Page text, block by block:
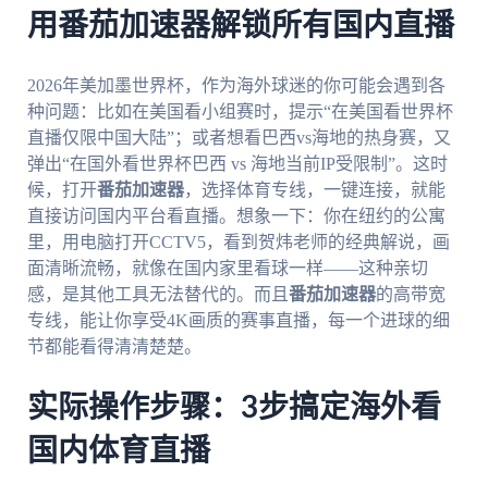
用番茄加速器解锁所有国内直播
2026年美加墨世界杯，作为海外球迷的你可能会遇到各
种问题：比如在美国看小组赛时，提示“在美国看世界杯
直播仅限中国大陆”；或者想看巴西vs海地的热身赛，又
弹出“在国外看世界杯巴西 vs 海地当前IP受限制”。这时
候，打开番茄加速器，选择体育专线，一键连接，就能
直接访问国内平台看直播。想象一下：你在纽约的公寓
里，用电脑打开CCTV5，看到贺炜老师的经典解说，画
面清晰流畅，就像在国内家里看球一样——这种亲切
感，是其他工具无法替代的。而且 番茄加速器的高带宽
专线，能让你享受4K画质的赛事直播，每一个进球的细
节都能看得清清楚楚。
实际操作步骤：3步搞定海外看
国内体育直播